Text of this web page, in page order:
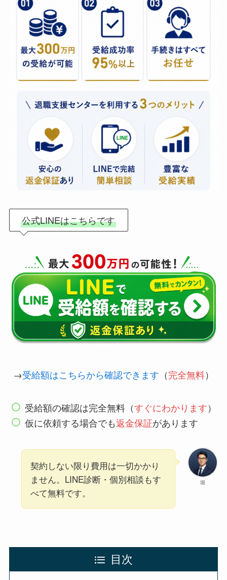
公式LINEはこちらです
→受給額はこちらから確認できます （完全無料）
受給額の確認は完全無料（すぐにわかります）
仮に依頼する場合でも返金保証があります
堀
契約しない限り費用は一切かかり
ません。LINE診断・個別相談もす
べて無料です。
目次